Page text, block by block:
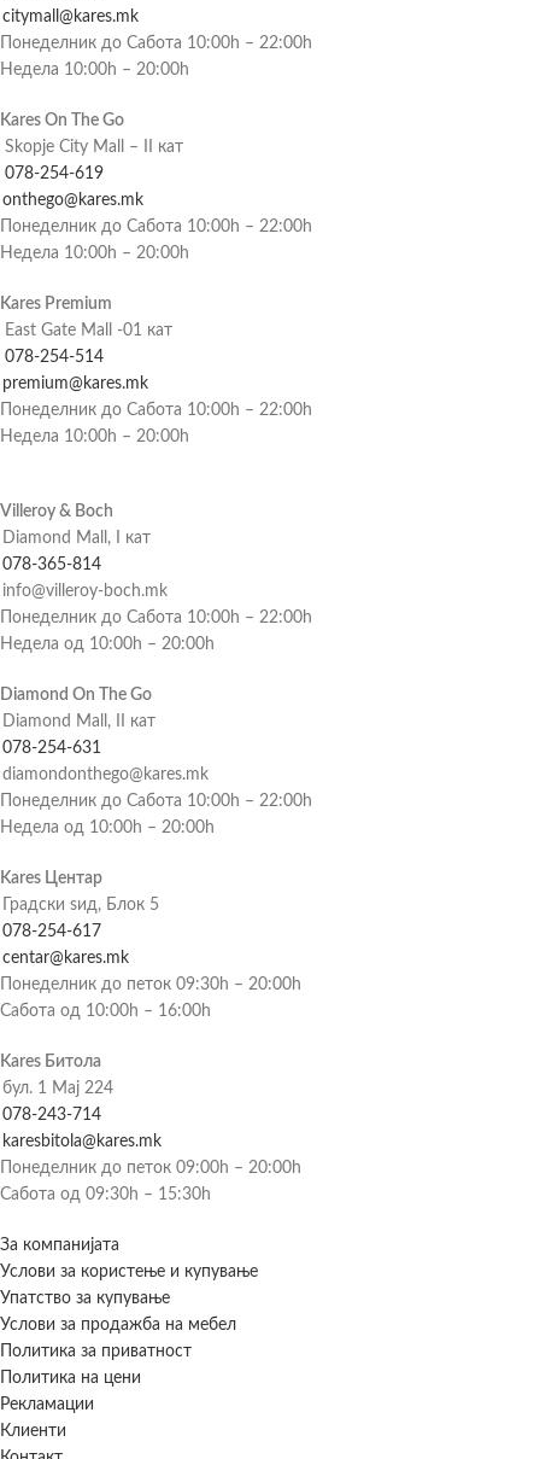
citymall@kares.mk
Понеделник до Сабота 10:00h – 22:00h
Недела 10:00h – 20:00h
Kares On The Go
Skopje City Mall – II кат
078-254-619
onthego@kares.mk
Понеделник до Сабота 10:00h – 22:00h
Недела 10:00h – 20:00h
Kares Premium
East Gate Mall -01 кат
078-254-514
premium@kares.mk
Понеделник до Сабота 10:00h – 22:00h
Недела 10:00h – 20:00h
Villeroy & Boch
Diamond Mall, I кат
078-365-814
info@villeroy-boch.mk
Понеделник до Сабота 10:00h – 22:00h
Недела од 10:00h – 20:00h
Diamond On The Go
Diamond Mall, II кат
078-254-631
diamondonthego@kares.mk
Понеделник до Сабота 10:00h – 22:00h
Недела од 10:00h – 20:00h
Kares Центар
Градски ѕид, Блок 5
078-254-617
centar@kares.mk
Понеделник до петок 09:30h – 20:00h
Сабота од 10:00h – 16:00h
Kares Битола
бул. 1 Мај 224
078-243-714
karesbitola@kares.mk
Понеделник до петок 09:00h – 20:00h
Сабота од 09:30h – 15:30h
За компанијата
Услови за користење и купување
Упатство за купување
Услови за продажба на мебел
Политика за приватност
Политика на цени
Рекламации
Клиенти